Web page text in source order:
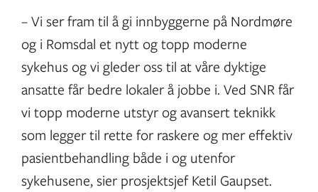
– Vi ser fram til å gi innbyggerne på Nordmøre
og i Romsdal et nytt og topp moderne
sykehus og vi gleder oss til at våre dyktige
ansatte får bedre lokaler å jobbe i. Ved SNR får
vi topp moderne utstyr og avansert teknikk
som legger til rette for raskere og mer effektiv
pasientbehandling både i og utenfor
sykehusene, sier prosjektsjef Ketil Gaupset.